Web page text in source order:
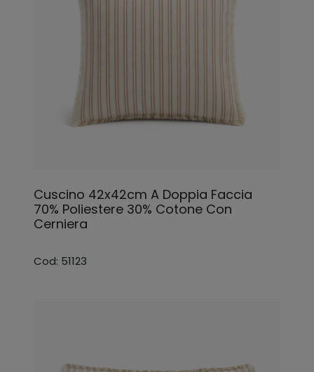
Cuscino 42x42cm A Doppia Faccia
70% Poliestere 30% Cotone Con
Cerniera
Cod: 51123